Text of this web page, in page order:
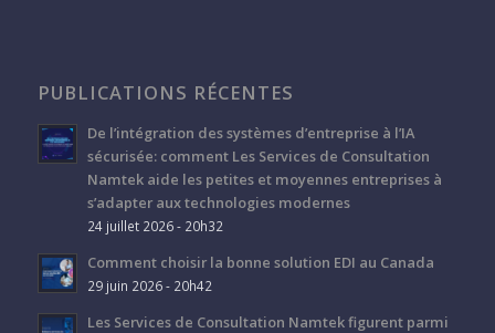
PUBLICATIONS RÉCENTES
De l’intégration des systèmes d’entreprise à l’IA
sécurisée: comment Les Services de Consultation
Namtek aide les petites et moyennes entreprises à
s’adapter aux technologies modernes
24 juillet 2026 - 20h32
Comment choisir la bonne solution EDI au Canada
29 juin 2026 - 20h42
Les Services de Consultation Namtek figurent parmi